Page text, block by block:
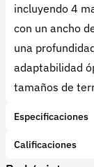
incluyendo 4
con un ancho
una
adaptabilidad
tamaños de
Especificaciones
Marca:
Ducati
Calificaciones